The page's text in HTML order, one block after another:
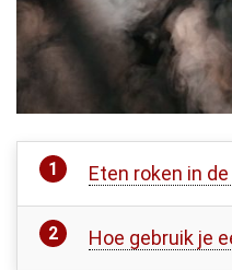
Eten roken in
Hoe gebruik je